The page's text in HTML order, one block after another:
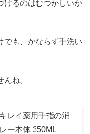
けるのはむつかしいか
でも、かならず手洗い
ね。
レイ薬用手指の消
ー本体 350ML